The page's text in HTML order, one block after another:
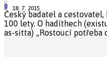
18. 7. 2015
0
Český badatel a
100 lety. O hadíthech
as-sitta) „Rostoucí potřeba